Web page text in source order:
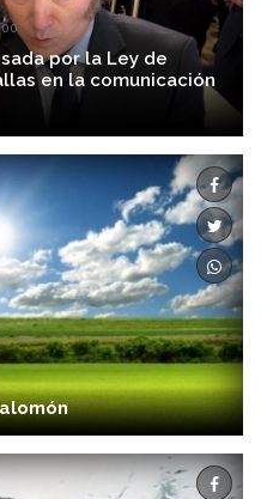
por la Ley de
en la comunicación